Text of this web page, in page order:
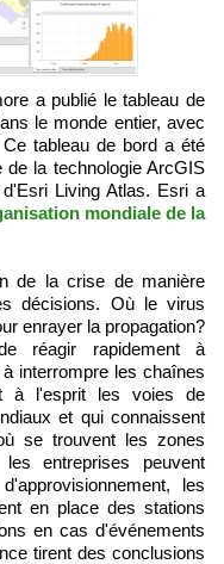
le monde entier, avec
tableau de bord a été
de la technologie ArcGIS
Living Atlas. Esri a
mondiale de la
de la crise de manière
décisions. Où le virus
enrayer la propagation?
réagir rapidement à
interrompre les chaînes
à l'esprit les voies de
et qui connaissent
se trouvent les zones
entreprises peuvent
les
en place des stations
en cas d'événements
tirent des conclusions